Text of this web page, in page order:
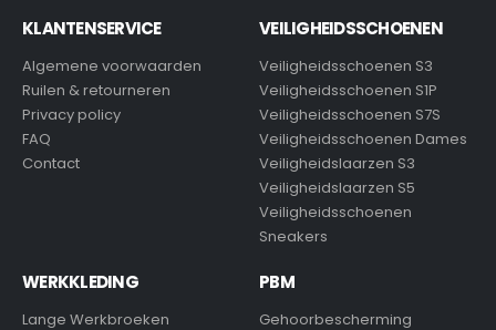
KLANTENSERVICE
Algemene voorwaarden
Ruilen & retourneren
Privacy policy
FAQ
Contact
VEILIGHEIDSSCHOENEN
Veiligheidsschoenen S3
Veiligheidsschoenen S1P
Veiligheidsschoenen S7S
Veiligheidsschoenen Dames
Veiligheidslaarzen S3
Veiligheidslaarzen S5
Veiligheidsschoenen
Sneakers
WERKKLEDING
Lange Werkbroeken
PBM
Gehoorbescherming